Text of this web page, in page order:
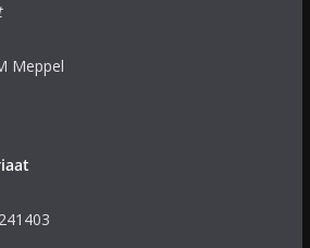
Meppel